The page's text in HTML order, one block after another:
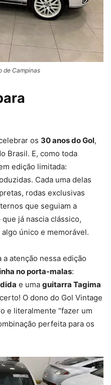
de Campinas
os 30 anos do Gol,
Brasil. E, como toda
edição limitada:
Cada uma delas
rodas exclusivas
que seguiam a
já nascia clássico,
único e memorável.
atenção nessa edição
no porta-malas:
e uma guitarra Tagima
O dono do Gol Vintage
e literalmente “fazer um
perfeita para os